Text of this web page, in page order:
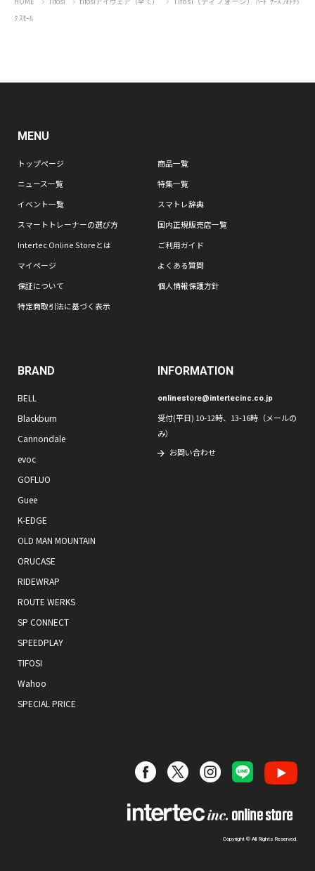
ｸ ｽﾓｰﾙ
MENU
トップページ
商品一覧
ニュース一覧
特集一覧
イベント一覧
スマトレ辞典
スマートトレーナーの選び方
国内正規販売店一覧
Intertec Online Storeとは
ご利用ガイド
マイページ
よくある質問
保証について
個人情報保護方針
特定商取引法に基づく表示
BRAND
BELL
Blackburn
Cannondale
evoc
GOFLUO
Guee
K-EDGE
OLD MAN MOUNTAIN
ORUCASE
RIDEWRAP
ROUTE WERKS
SP CONNECT
SPEEDPLAY
TIFOSI
Wahoo
SPECIAL PRICE
INFORMATION
onlinestore@intertecinc.co.jp
受付(平日) 10-12時、13-16時（メールの
み）
お問い合わせ
Copyright © All Rights Reserved.